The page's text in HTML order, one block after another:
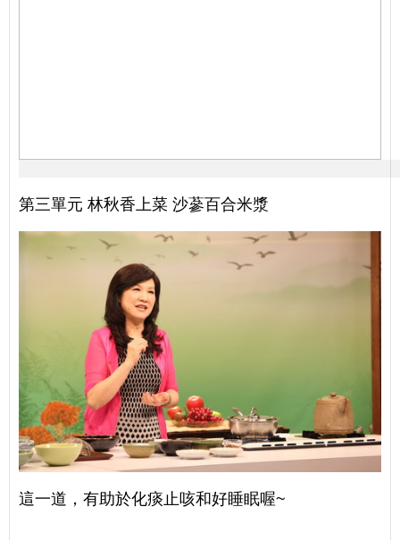
第三單元 林秋香上菜 沙蔘百合米漿
這一道，有助於化痰止咳和好睡眠喔~